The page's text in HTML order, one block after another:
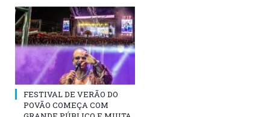
FESTIVAL DE VERÃO DO
POVÃO COMEÇA COM